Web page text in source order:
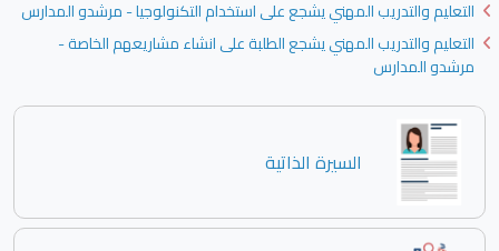
التعليم والتدريب المهني يشجع على استخدام التكنولوجيا - مرشدو المدارس
التعليم والتدريب المهني يشجع الطلبة على انشاء مشاريعهم الخاصة -
مرشدو المدارس
السيرة الذاتية